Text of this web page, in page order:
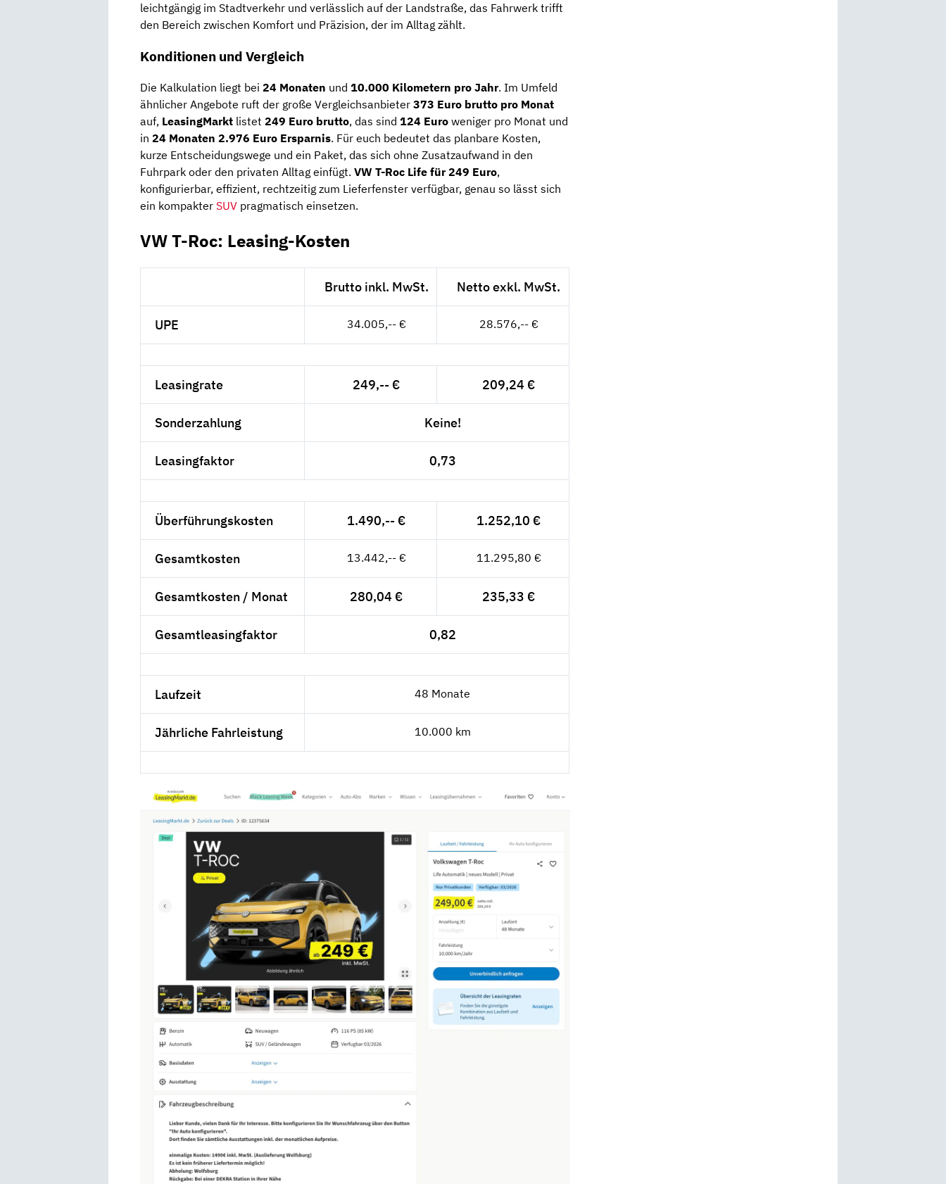
leichtgängig im Stadtverkehr und verlässlich auf der Landstraße, das Fahrwerk trifft
den Bereich zwischen Komfort und Präzision, der im Alltag zählt.
Konditionen und Vergleich
Die Kalkulation liegt bei 24 Monaten und 10.000 Kilometern pro Jahr. Im Umfeld
ähnlicher Angebote ruft der große Vergleichsanbieter 373 Euro brutto pro Monat
auf, LeasingMarkt listet 249 Euro brutto, das sind 124 Euro weniger pro Monat und
in 24 Monaten 2.976 Euro Ersparnis. Für euch bedeutet das planbare Kosten,
kurze Entscheidungswege und ein Paket, das sich ohne Zusatzaufwand in den
Fuhrpark oder den privaten Alltag einfügt. VW T-Roc Life für 249 Euro,
konfigurierbar, effizient, rechtzeitig zum Lieferfenster verfügbar, genau so lässt sich
ein kompakter SUV pragmatisch einsetzen.
VW T-Roc: Leasing-Kosten
Brutto inkl. MwSt. Netto exkl. MwSt.
UPE 34.005,-- € 28.576,-- €
Leasingrate 249,-- € 209,24 €
Sonderzahlung Keine!
Leasingfaktor 0,73
Überführungskosten 1.490,-- € 1.252,10 €
Gesamtkosten 13.442,-- € 11.295,80 €
Gesamtkosten / Monat 280,04 € 235,33 €
Gesamtleasingfaktor 0,82
Laufzeit 48 Monate
Jährliche Fahrleistung 10.000 km